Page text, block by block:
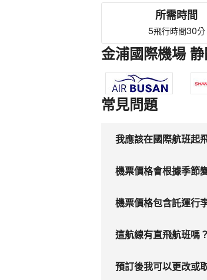
所需時間
5飛行時間30分
金浦國際機場
常見問題
我應該在國際航班起
機票價格會根據季節
機票價格包含託運行
這航線有直飛航班嗎？
預訂後我可以更改或